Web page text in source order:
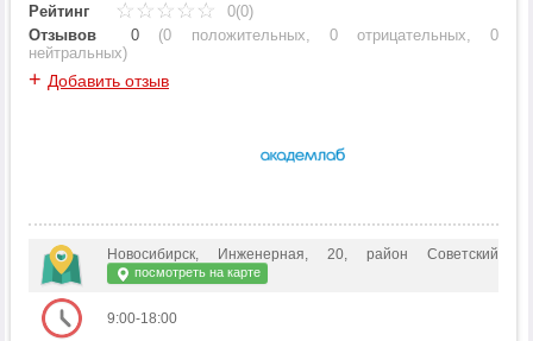
Рейтинг
0(0)
Отзывов
0 (0 положительных, 0 отрицательных,0
нейтральных)
+ Добавить отзыв
Новосибирск, Инженерная, 20, район Советский
посмотреть на карте
9:00-18:00